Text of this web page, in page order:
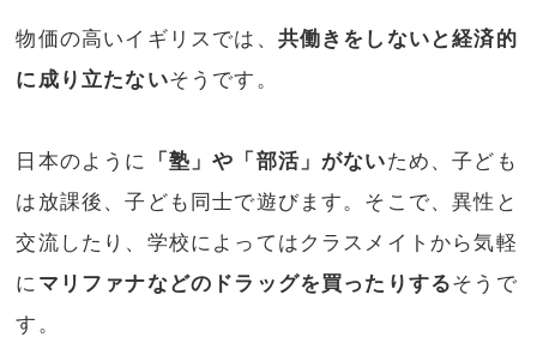
物価の高いイギリスでは、 共働きをしないと経済的
に成り立たないそうです。
日本のように 「塾」や「部活」がないため、子ども
は放課後、子ども同士で遊びます。そこで、異性と
交流したり、学校によってはクラスメイトから気軽
に マリファナなどのドラッグを買ったりするそうで
す。